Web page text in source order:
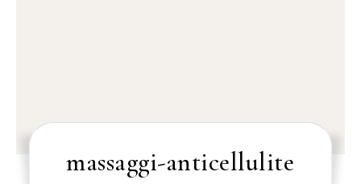
massaggi-anticellulite